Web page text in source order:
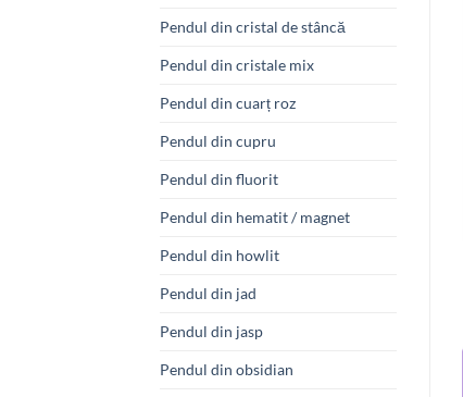
Pendul din cristal de stâncă
Pendul din cristale mix
Pendul din cuarț roz
Pendul din cupru
Pendul din fluorit
Pendul din hematit / magnet
Pendul din howlit
Pendul din jad
Pendul din jasp
Pendul din obsidian